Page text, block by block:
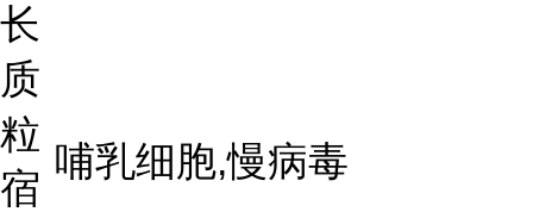
长
质
粒
宿
哺乳细胞,慢病毒